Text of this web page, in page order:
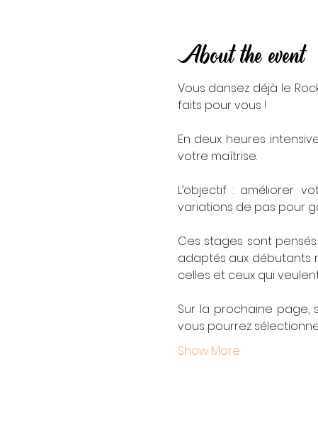
About the event
Vous dansez déjà le
faits pour vous !
En deux heures
votre maîtrise.
L’objectif : améliorer
variations de pas pour
Ces stages sont
adaptés aux débutants
celles et ceux qui
Sur la prochaine page,
vous pourrez
Show More